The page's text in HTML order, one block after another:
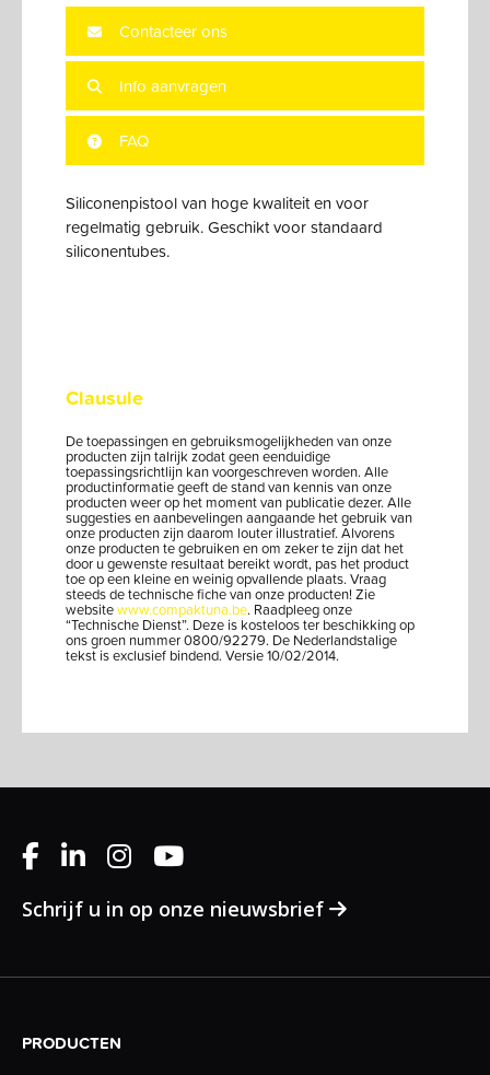
Siliconenpistool van hoge kwaliteit en voor
regelmatig gebruik. Geschikt voor standaard
siliconentubes.
Contacteer ons
Info aanvragen
FAQ
Clausule
De toepassingen en gebruiksmogelijkheden van onze
producten zijn talrijk zodat geen eenduidige
toepassingsrichtlijn kan voorgeschreven worden. Alle
productinformatie geeft de stand van kennis van onze
producten weer op het moment van publicatie dezer. Alle
suggesties en aanbevelingen aangaande het gebruik van
onze producten zijn daarom louter illustratief. Alvorens
onze producten te gebruiken en om zeker te zijn dat het
door u gewenste resultaat bereikt wordt, pas het product
toe op een kleine en weinig opvallende plaats. Vraag
steeds de technische fiche van onze producten! Zie
websitewww.compaktuna.be. Raadpleeg onze
“Technische Dienst”. Deze is kosteloos ter beschikking op
ons groen nummer 0800/92279. De Nederlandstalige
tekst is exclusief bindend. Versie 10/02/2014.
Schrijf u in op onze nieuwsbrief
PRODUCTEN